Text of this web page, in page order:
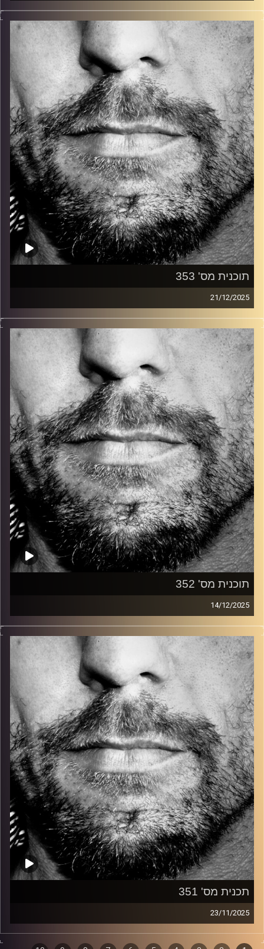
זיפים, מוזיקה מחוספסת של הופעות חיות. הרבה ג'אם, רוק,
בלוז, bluegrass, ג'אז, Fאנק, פרוגרסיב ואפילו אלקטרוניקה.
כל מה שחי, אמיתי ונושם.
עם שמוליק רגב.
קרדיט תמונות: David Goehring
תוכנית מס' 353
21/12/2025
זיפים, מוזיקה מחוספסת של הופעות חיות. הרבה ג'אם, רוק,
בלוז, bluegrass, ג'אז, Fאנק, פרוגרסיב ואפילו אלקטרוניקה.
כל מה שחי, אמיתי ונושם.
עם שמוליק רגב.
קרדיט תמונות: David Goehring
תוכנית מס' 352
14/12/2025
זיפים, מוזיקה מחוספסת של הופעות חיות. הרבה ג'אם, רוק,
בלוז, bluegrass, ג'אז, Fאנק, פרוגרסיב ואפילו אלקטרוניקה.
כל מה שחי, אמיתי ונושם.
עם שמוליק רגב.
קרדיט תמונות: David Goehring
תכנית מס' 351
23/11/2025
זיפים, מוזיקה מחוספסת של הופעות חיות. הרבה ג'אם, רוק,
בלוז, bluegrass, ג'אז, Fאנק, פרוגרסיב ואפילו אלקטרוניקה.